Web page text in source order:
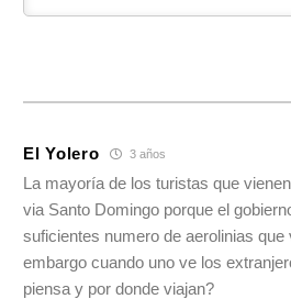
El Yolero 3 años
La mayoría de los turistas que
via Santo Domingo porque el
suficientes numero de aerolinias que
embargo cuando uno ve los
piensa y por donde viajan?